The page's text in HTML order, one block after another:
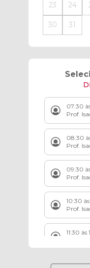
23 24
30 31
07:30
Prof.
08:30
Prof.
09:30
Prof.
10:30 às
Prof.
11:30 às
12:30 às